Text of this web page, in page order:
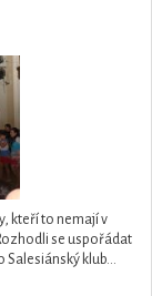
kteří to nemají v
se uspořádat
Salesiánský klub...